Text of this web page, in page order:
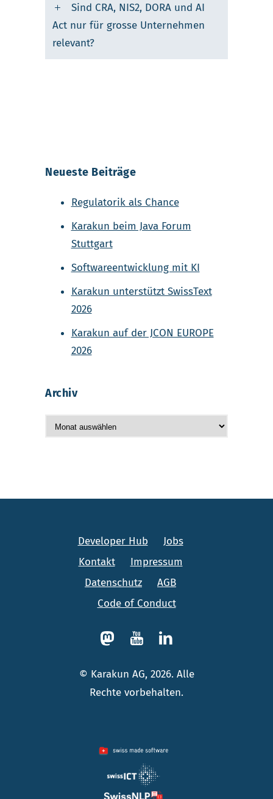
Sind CRA, NIS2, DORA und AI
Act nur für grosse Unternehmen
relevant?
Neueste Beiträge
Regulatorik als Chance
Karakun beim Java Forum
Stuttgart
Softwareentwicklung mit KI
Karakun unterstützt SwissText
2026
Karakun auf der JCON EUROPE
2026
Archiv
r
Developer Hub
Jobs
Kontakt
Impressum
Datenschutz
AGB
Code of Conduct
© Karakun AG, 2026. Alle
Rechte vorbehalten.